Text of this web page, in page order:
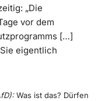
„Die
vor dem
[…]
eigentlich
Was ist das? Dürfen